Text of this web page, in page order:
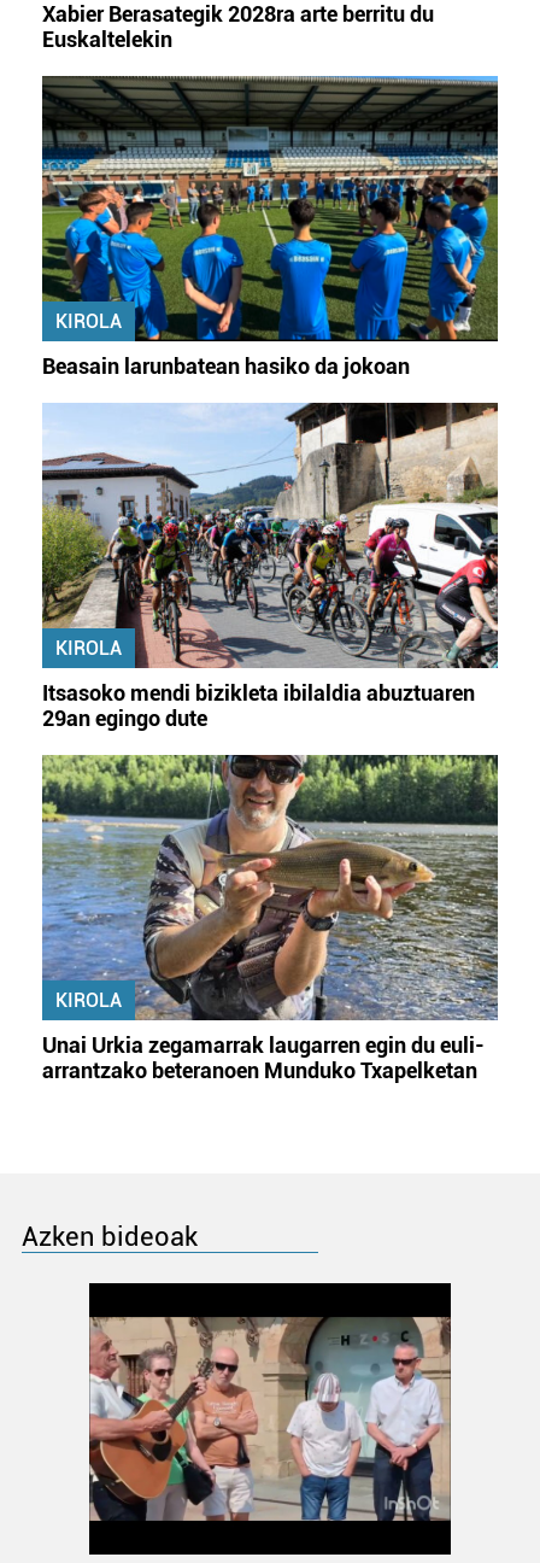
Xabier Berasategik 2028ra arte berritu du
Euskaltelekin
KIROLA
Beasain larunbatean hasiko da jokoan
KIROLA
Itsasoko mendi bizikleta ibilaldia abuztuaren
29an egingo dute
KIROLA
Unai Urkia zegamarrak laugarren egin du euli-
arrantzako beteranoen Munduko Txapelketan
Azken bideoak